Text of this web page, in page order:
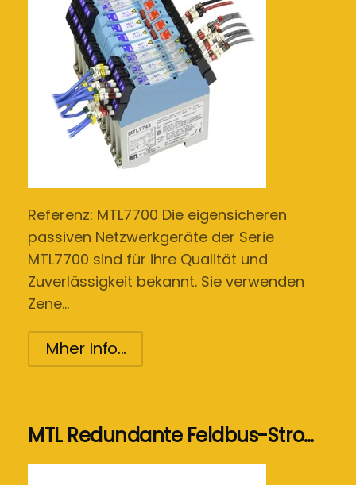
Referenz: MTL7700 Die eigensicheren
passiven Netzwerkgeräte der Serie
MTL7700 sind für ihre Qualität und
Zuverlässigkeit bekannt. Sie verwenden
Zene…
Mher Info...
MTL Redundante Feldbus-Stro…